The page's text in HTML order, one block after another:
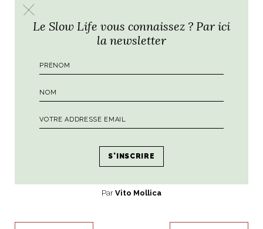
Par Vito Mollica
Le Slow Life vous connaissez ? Par ici
la newsletter